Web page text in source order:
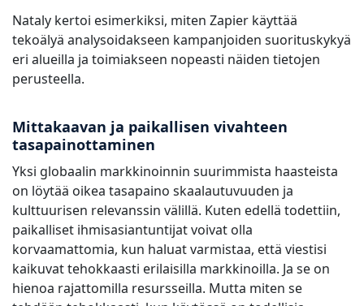
Nataly kertoi esimerkiksi, miten Zapier käyttää
tekoälyä analysoidakseen kampanjoiden suorituskykyä
eri alueilla ja toimiakseen nopeasti näiden tietojen
perusteella.
Mittakaavan ja paikallisen vivahteen
tasapainottaminen
Yksi globaalin markkinoinnin suurimmista haasteista
on löytää oikea tasapaino skaalautuvuuden ja
kulttuurisen relevanssin välillä. Kuten edellä todettiin,
paikalliset ihmisasiantuntijat voivat olla
korvaamattomia, kun haluat varmistaa, että viestisi
kaikuvat tehokkaasti erilaisilla markkinoilla. Ja se on
hienoa rajattomilla resursseilla. Mutta miten se